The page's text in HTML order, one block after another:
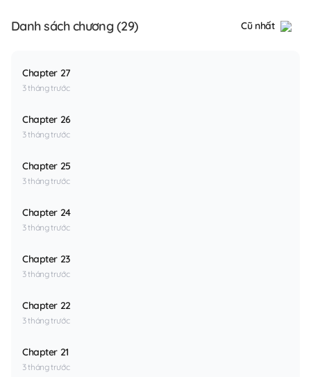
Danh sách chương (29) Cũ nhất
Chapter 27
3 tháng trước
Chapter 26
3 tháng trước
Chapter 25
3 tháng trước
Chapter 24
3 tháng trước
Chapter 23
3 tháng trước
Chapter 22
3 tháng trước
Chapter 21
3 tháng trước